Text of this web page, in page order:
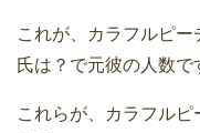
これが、カラフルピ
氏は？で元彼の人数で
これらが、カラフル